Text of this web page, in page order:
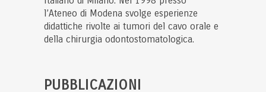
l’Ateneo di Modena svolge esperienze
didattiche rivolte ai tumori del cavo orale e
della chirurgia odontostomatologica.
PUBBLICAZIONI